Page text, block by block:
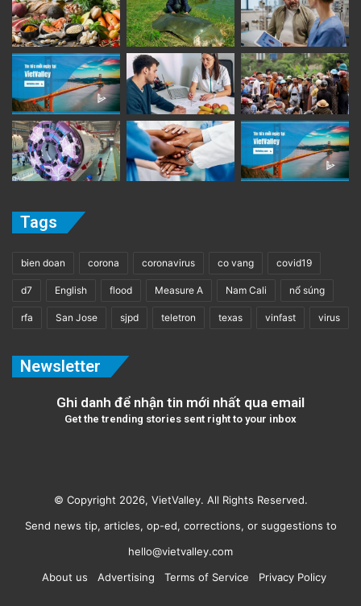
Tags
bien doan corona coronavirus co vang covid19
d7 English flood Measure A Nam Cali nổ súng
rfa San Jose sjpd teletron texas vinfast virus
Newsletter
Ghi danh để nhận tin mới nhất qua email
Get the trending stories sent right to your inbox
© Copyright 2026, VietValley. All Rights Reserved.
Send news tip, articles, op-ed, corrections, or suggestions to
hello@vietvalley.com
About us
Advertising Terms of Service Privacy Policy